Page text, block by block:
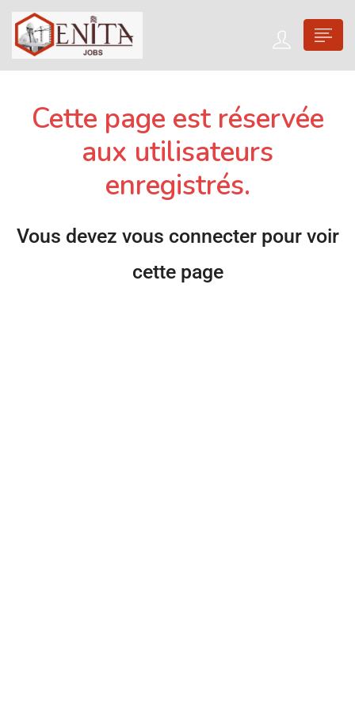
Cette page est réservée
aux utilisateurs
enregistrés.
Vous devez vous connecter pour voir
cette page